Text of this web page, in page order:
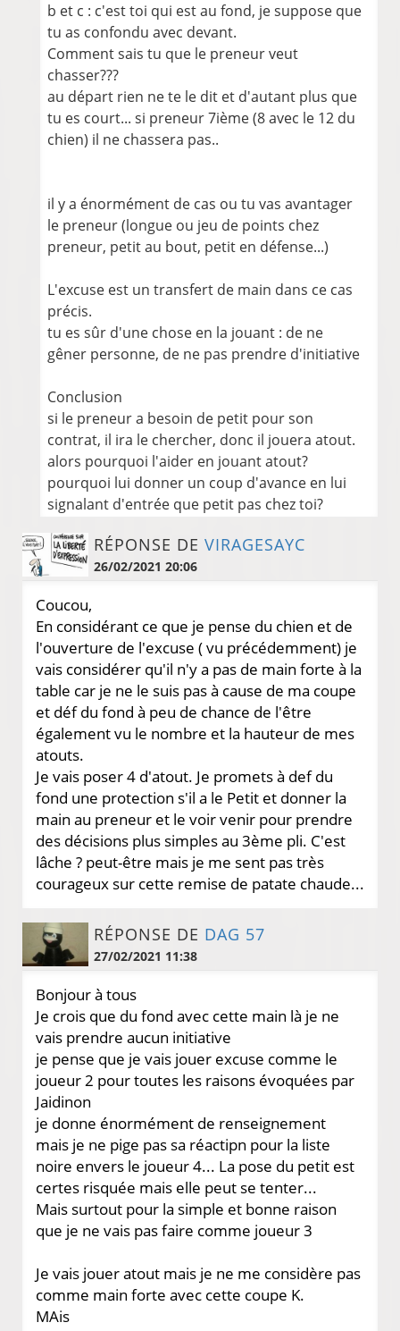
b et c : c'est toi qui est au fond, je suppose que
tu as confondu avec devant.
Comment sais tu que le preneur veut
chasser???
au départ rien ne te le dit et d'autant plus que
tu es court... si preneur 7ième (8 avec le 12 du
chien) il ne chassera pas..
il y a énormément de cas ou tu vas avantager
le preneur (longue ou jeu de points chez
preneur, petit au bout, petit en défense...)
L'excuse est un transfert de main dans ce cas
précis.
tu es sûr d'une chose en la jouant : de ne
gêner personne, de ne pas prendre d'initiative
Conclusion
si le preneur a besoin de petit pour son
contrat, il ira le chercher, donc il jouera atout.
alors pourquoi l'aider en jouant atout?
pourquoi lui donner un coup d'avance en lui
signalant d'entrée que petit pas chez toi?
RÉPONSE DE VIRAGESAYC
26/02/2021 20:06
Coucou,
En considérant ce que je pense du chien et de
l'ouverture de l'excuse ( vu précédemment) je
vais considérer qu'il n'y a pas de main forte à la
table car je ne le suis pas à cause de ma coupe
et déf du fond à peu de chance de l'être
également vu le nombre et la hauteur de mes
atouts.
Je vais poser 4 d'atout. Je promets à def du
fond une protection s'il a le Petit et donner la
main au preneur et le voir venir pour prendre
des décisions plus simples au 3ème pli. C'est
lâche ? peut-être mais je me sent pas très
courageux sur cette remise de patate chaude...
RÉPONSE DE DAG 57
27/02/2021 11:38
Bonjour à tous
Je crois que du fond avec cette main là je ne
vais prendre aucun initiative
je pense que je vais jouer excuse comme le
joueur 2 pour toutes les raisons évoquées par
Jaidinon
je donne énormément de renseignement
mais je ne pige pas sa réactipn pour la liste
noire envers le joueur 4... La pose du petit est
certes risquée mais elle peut se tenter...
Mais surtout pour la simple et bonne raison
que je ne vais pas faire comme joueur 3
Je vais jouer atout mais je ne me considère pas
comme main forte avec cette coupe K.
MAis